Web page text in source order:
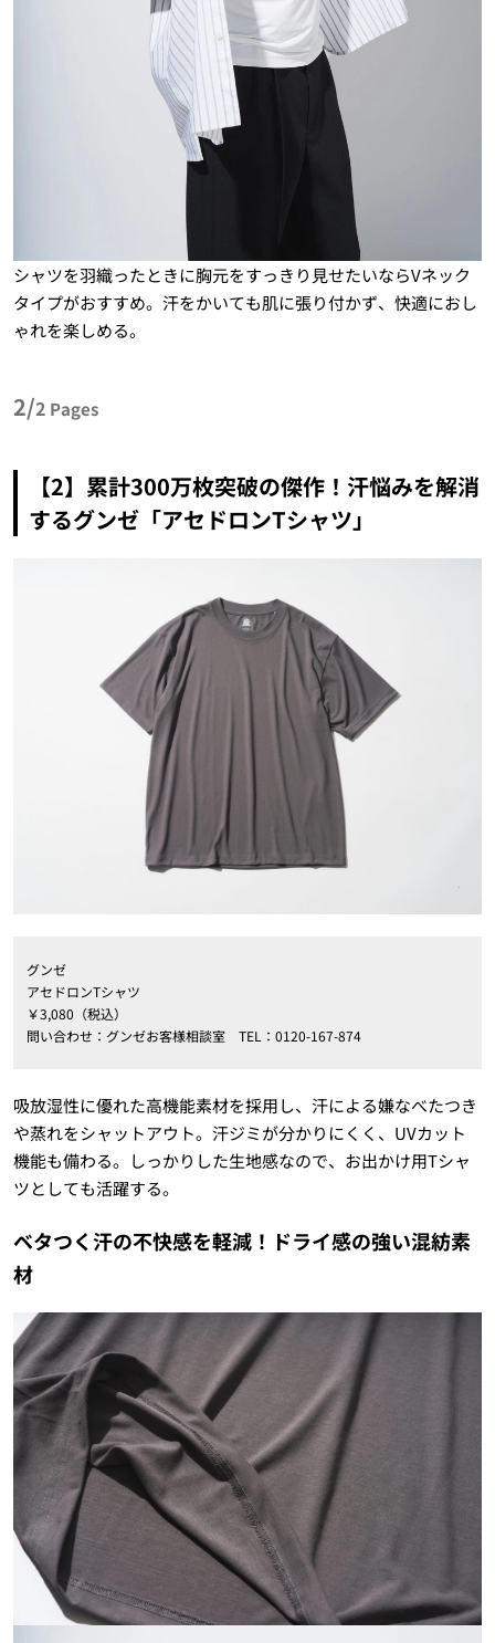
シャツを羽織ったときに胸元をすっきり見せたいならVネック
タイプがおすすめ。汗をかいても肌に張り付かず、快適におし
ゃれを楽しめる。
2/2 Pages
【2】累計300万枚突破の傑作！汗悩みを解消
するグンゼ「アセドロンTシャツ」
グンゼ
アセドロンTシャツ
￥3,080（税込）
問い合わせ：グンゼお客様相談室 TEL：0120-167-874
吸放湿性に優れた高機能素材を採用し、汗による嫌なべたつき
や蒸れをシャットアウト。汗ジミが分かりにくく、UVカット
機能も備わる。しっかりした生地感なので、お出かけ用Tシャ
ツとしても活躍する。
ベタつく汗の不快感を軽減！ドライ感の強い混紡素
材